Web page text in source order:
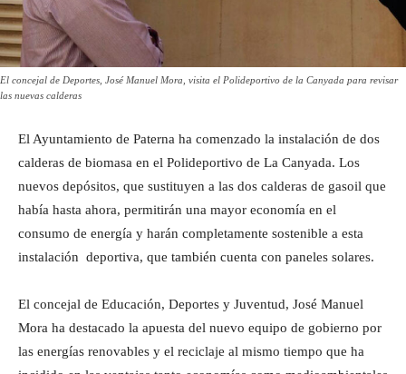
El concejal de Deportes, José Manuel Mora, visita el Polideportivo de la Canyada para revisar
las nuevas calderas
El Ayuntamiento de Paterna ha comenzado la instalación de dos
calderas de biomasa en el Polideportivo de La Canyada. Los
nuevos depósitos, que sustituyen a las dos calderas de gasoil que
había hasta ahora, permitirán una mayor economía en el
consumo de energía y harán completamente sostenible a esta
instalación deportiva, que también cuenta con paneles solares.
El concejal de Educación, Deportes y Juventud, José Manuel
Mora ha destacado la apuesta del nuevo equipo de gobierno por
las energías renovables y el reciclaje al mismo tiempo que ha